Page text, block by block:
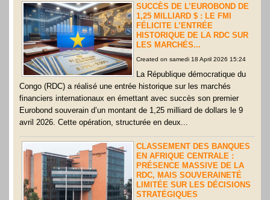
SUCCÈS DE L’EUROBOND DE
1,25 MILLIARD $ : LE FMI
FÉLICITE L’ENTRÉE
HISTORIQUE DE LA RDC SUR
LES MARCHÉS...
Created on samedi 18 April 2026 15:24
La République démocratique du
Congo (RDC) a réalisé une entrée historique sur les marchés
financiers internationaux en émettant avec succès son premier
Eurobond souverain d’un montant de 1,25 milliard de dollars le 9
avril 2026. Cette opération, structurée en deux...
CLASSEMENT DES BANQUES
EN AFRIQUE CENTRALE :
PRÉSENCE MASSIVE DE LA
RDC, MAIS SOUVERAINETÉ
LIMITÉE SUR LES DÉCISIONS
STRATÉGIQUES